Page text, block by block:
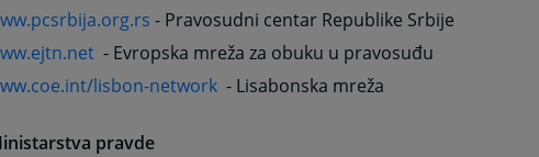
- Pravosudni centar Republike Srbije
- Evropska mreža za obuku u pravosuđu
lisbon-network - Lisabonska mreža
pravde